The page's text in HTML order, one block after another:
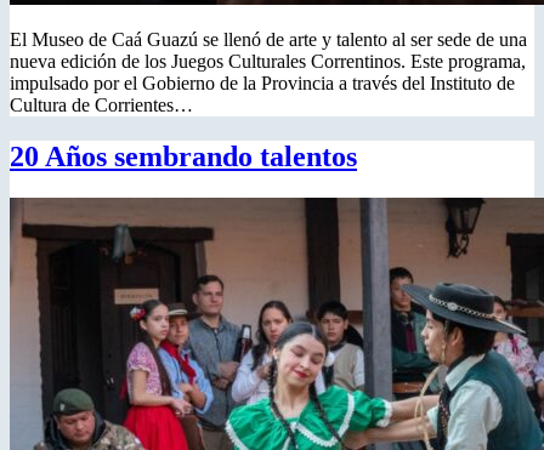
El Museo de Caá Guazú se llenó de arte y talento al ser sede de una
nueva edición de los Juegos Culturales Correntinos. Este programa,
impulsado por el Gobierno de la Provincia a través del Instituto de
Cultura de Corrientes…
20 Años sembrando talentos